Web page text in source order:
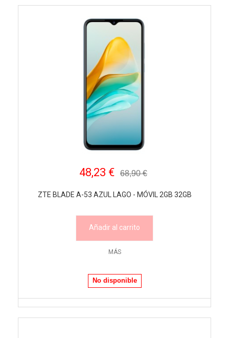
48,23 € 68,90 €
ZTE BLADE A-53 AZUL LAGO - MÓVIL 2GB 32GB
Añadir al carrito
MÁS
No disponible